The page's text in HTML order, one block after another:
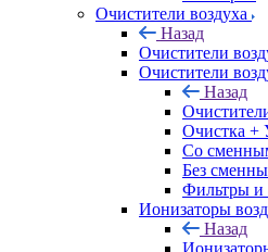
Очистители воздуха
Назад
Очистители
Очистители
Назад
Очистка +
Cо
Без
Фильтры и
Ионизаторы
Назад